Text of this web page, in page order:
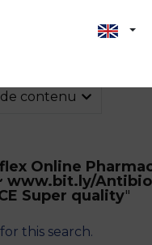
contenu
Online
www.bit.ly/
Super quality"
this search.